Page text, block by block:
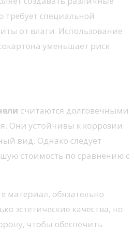
специальной
от влаги. Использование
уменьшает риск
считаются долговечными
Они устойчивы к коррозии
вид. Однако следует
стоимость по сравнению с
материал, обязательно
эстетические качества, но
чтобы обеспечить